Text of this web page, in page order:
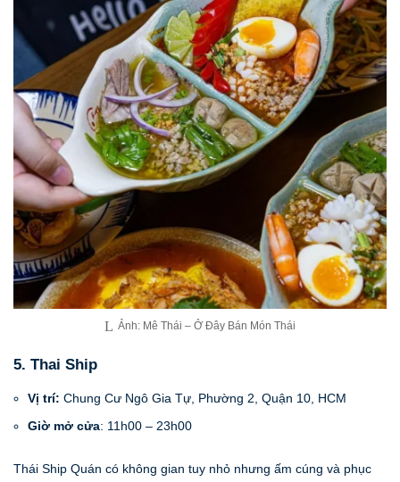
Ảnh: Mê Thái – Ở Đây Bán Món Thái
5. Thai Ship
Vị trí: Chung Cư Ngô Gia Tự, Phường 2, Quận 10, HCM
Giờ mở cửa: 11h00 – 23h00
Thái Ship Quán có không gian tuy nhỏ nhưng ấm cúng và phục